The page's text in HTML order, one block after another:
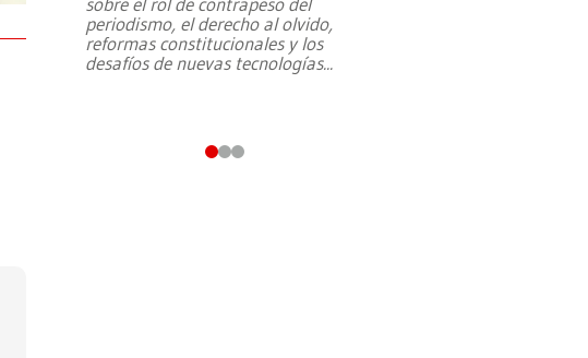
periodismo, el derecho al olvido,
reformas constitucionales y los
desafíos de nuevas tecnologías...